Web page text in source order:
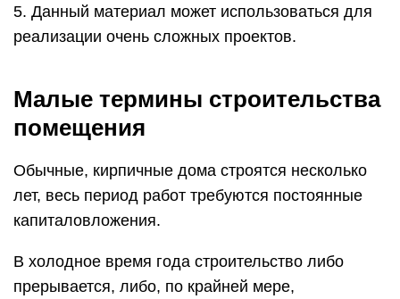
5. Данный материал может использоваться для
реализации очень сложных проектов.
Малые термины строительства
помещения
Обычные, кирпичные дома строятся несколько
лет, весь период работ требуются постоянные
капиталовложения.
В холодное время года строительство либо
прерывается, либо, по крайней мере,